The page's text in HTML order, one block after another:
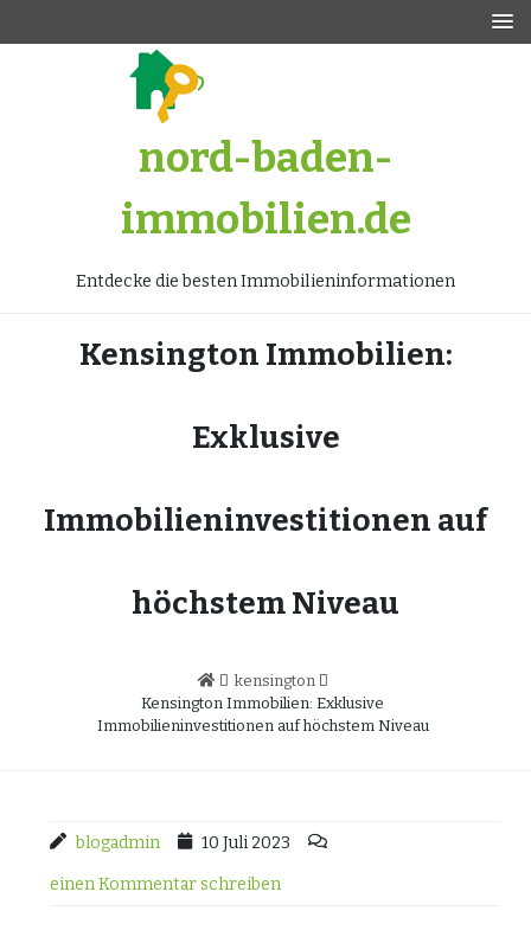
nord-baden-
immobilien.de
Entdecke die besten Immobilieninformationen
Kensington Immobilien:
Exklusive
Immobilieninvestitionen auf
höchstem Niveau
kensington
Kensington Immobilien: Exklusive
Immobilieninvestitionen auf höchstem Niveau
blogadmin 10 Juli 2023
einen Kommentar schreiben